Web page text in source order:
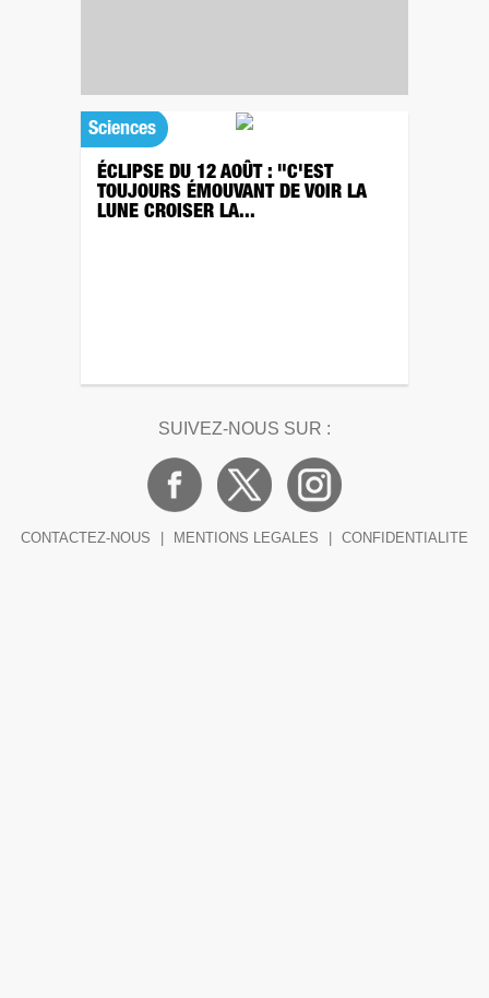
Sciences
ÉCLIPSE DU 12 AOÛT : "C'EST
TOUJOURS ÉMOUVANT DE VOIR LA
LUNE CROISER LA...
SUIVEZ-NOUS SUR :
CONTACTEZ-NOUS MENTIONS LEGALES CONFIDENTIALITE